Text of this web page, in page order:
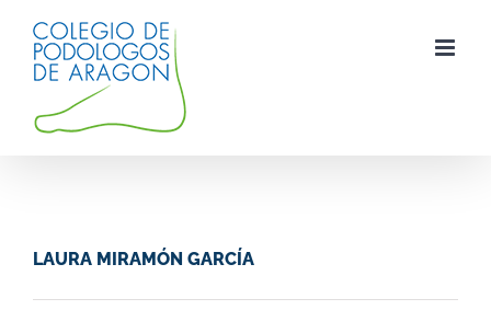
contenido
LAURA MIRAMÓN GARCÍA